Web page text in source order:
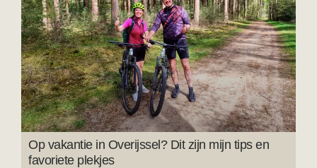
Op vakantie in Overijssel? Dit zijn mijn tips en
favoriete plekjes